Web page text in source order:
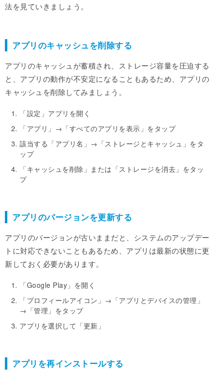
法を見ていきましょう。
アプリのキャッシュを削除する
アプリのキャッシュが蓄積され、ストレージ容量を圧迫する
と、アプリの動作が不安定になることもあるため、アプリの
キャッシュを削除してみましょう。
「設定」アプリを開く
「アプリ」→「すべてのアプリを表示」をタップ
該当する「アプリ名」→「ストレージとキャッシュ」をタ
ップ
「キャッシュを削除」または「ストレージを消去」をタッ
プ
アプリのバージョンを更新する
アプリのバージョンが古いままだと、システムのアップデー
トに対応できないこともあるため、アプリは最新の状態に更
新しておく必要があります。
「Google Play」を開く
「プロフィールアイコン」→「アプリとデバイスの管理」
→「管理」をタップ
アプリを選択して「更新」
アプリを再インストールする